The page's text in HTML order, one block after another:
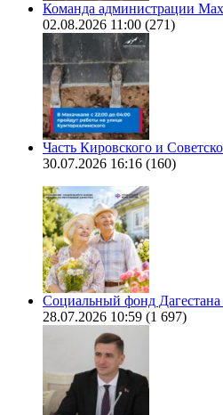
Команда администрации
02.08.2026 11:00 (271)
Часть Кировского и
30.07.2026 16:16 (160)
Социальный фонд
28.07.2026 10:59 (1 697)